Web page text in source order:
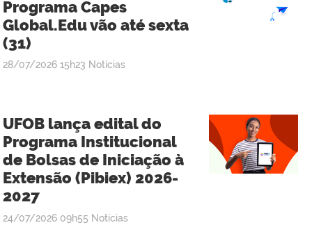
Programa Capes
Global.Edu vão até sexta
(31)
publicado
28/07/2026 15h23 Notícias
UFOB lança edital do
Programa Institucional
de Bolsas de Iniciação à
Extensão (Pibiex) 2026-
2027
publicado
24/07/2026 09h55 Notícias